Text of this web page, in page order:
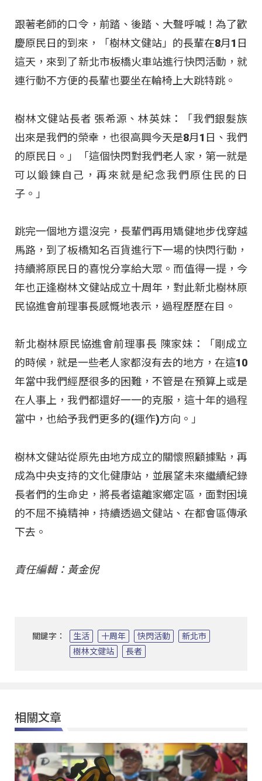
跟著老師的口令，前踏、後踏、大聲呼喊！為了歡
慶原民日的到來，「樹林文健站」的長輩在8月1日
這天，來到了新北市板橋火車站進行快閃活動，就
連行動不方便的長輩也要坐在輪椅上大跳特跳。
樹林文健站長者 張希源、林英妹：「我們銀髮族
出來是我們的榮幸，也很高興今天是8月1日、我們
的原民日。」「這個快閃對我們老人家，第一就是
可以鍛鍊自己，再來就是紀念我們原住民的日
子。」
跳完一個地方還沒完，長輩們再用矯健地步伐穿越
馬路，到了板橋知名百貨進行下一場的快閃行動，
持續將原民日的喜悅分享給大眾。而值得一提，今
年也正逢樹林文健站成立十周年，對此新北樹林原
民協進會前理事長感慨地表示，過程歷歷在目。
新北樹林原民協進會前理事長 陳家妹：「剛成立
的時候，就是一些老人家都沒有去的地方，在這10
年當中我們經歷很多的困難，不管是在預算上或是
在人事上，我們都還好一一的克服，這十年的過程
當中，也給予我們更多的(運作)方向。」
樹林文健站從原先由地方成立的關懷照顧據點，再
成為中央支持的文化健康站，並展望未來繼續紀錄
長者們的生命史，將長者遠離家鄉定區，面對困境
的不屈不撓精神，持續透過文健站、在都會區傳承
下去。
責任編輯：黃金倪
關鍵字： 生活 十周年 快閃活動
新北市
樹林文健站
長者
相關文章